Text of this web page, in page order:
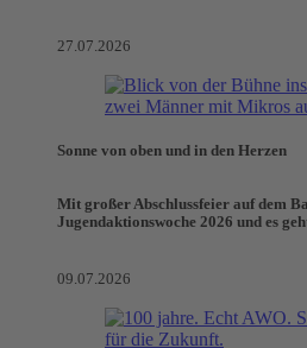
27.07.2026
Sonne von oben und in den Herzen
Mit großer Abschlussfeier auf dem
Jugendaktionswoche 2026 und es
09.07.2026